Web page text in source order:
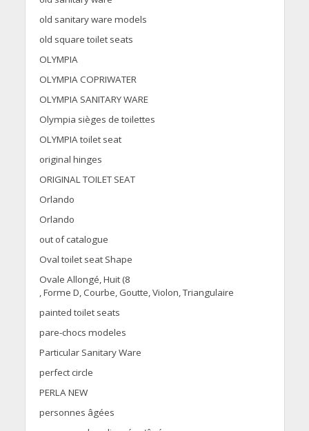
old sanitary ware models
old square toilet seats
OLYMPIA
OLYMPIA COPRIWATER
OLYMPIA SANITARY WARE
Olympia sièges de toilettes
OLYMPIA toilet seat
original hinges
ORIGINAL TOILET SEAT
Orlando
Orlando
out of catalogue
Oval toilet seat Shape
Ovale Allongé, Huit (8
, Forme D, Courbe, Goutte, Violon, Triangulaire
painted toilet seats
pare-chocs modeles
Particular Sanitary Ware
perfect circle
PERLA NEW
personnes âgées